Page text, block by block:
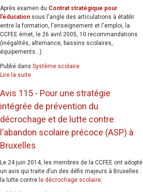
Après examen du Contrat stratégique pour
l’éducation sous l'angle des articulations à établir
entre la formation, l'enseignement et l'emploi, la
CCFEE émet, le 26 avril 2005, 10 recommandations
(inégalités, alternance, bassins scolaires,
équipements...).
Publié dans Système scolaire
Lire la suite
Avis 115 - Pour une stratégie
intégrée de prévention du
décrochage et de lutte contre
l'abandon scolaire précoce (ASP) à
Bruxelles
Le 24 juin 2014, les membres de la CCFEE ont adopté
un avis qui traite d’un des défis majeurs à Bruxelles :
la lutte contre le décrochage scolaire.